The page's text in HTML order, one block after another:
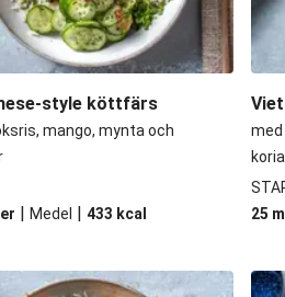
Bibimbap
style köttfärs
mango, mynta och
| Medel | 433 kcal
25